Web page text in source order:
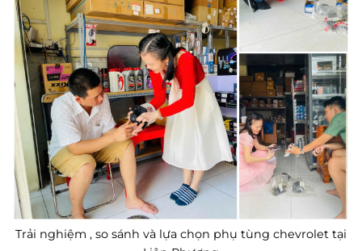
Trải nghiệm , so sánh và lựa chọn phụ tùng chevrolet tại